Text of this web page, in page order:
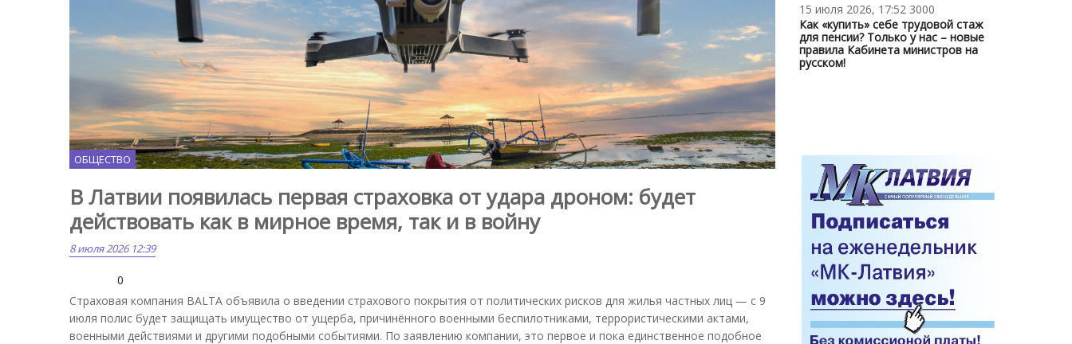
ОБЩЕСТВО
В Латвии появилась первая страховка от удара дроном: будет
действовать как в мирное время, так и в войну
8 июля 2026 12:39
0
Страховая компания BALTA объявила о введении страхового покрытия от политических рисков для жилья частных лиц — с 9
июля полис будет защищать имущество от ущерба, причинённого военными беспилотниками, террористическими актами,
военными действиями и другими подобными событиями. По заявлению компании, это первое и пока единственное подобное
15 июля 2026, 17:52 3000
Как «купить» себе трудовой стаж
для пенсии? Только у нас – новые
правила Кабинета министров на
русском!